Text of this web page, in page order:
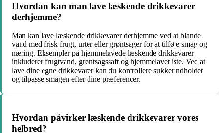
Hvordan kan man lave læskende drikkevarer
derhjemme?
Man kan lave læskende drikkevarer derhjemme ved at blande
vand med frisk frugt, urter eller grøntsager for at tilføje smag og
næring. Eksempler på hjemmelavede læskende drikkevarer
inkluderer frugtvand, grøntsagssaft og hjemmelavet iste. Ved at
lave dine egne drikkevarer kan du kontrollere sukkerindholdet
og tilpasse smagen efter dine præferencer.
Hvordan påvirker læskende drikkevarer vores
helbred?